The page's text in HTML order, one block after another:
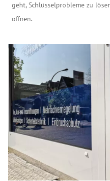
geht, Schlüsselprobleme zu
öffnen.